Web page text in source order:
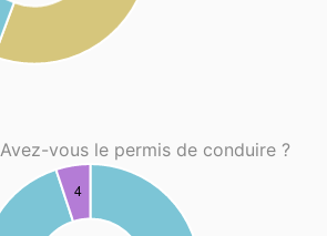
Avez-vous le permis de conduire ?